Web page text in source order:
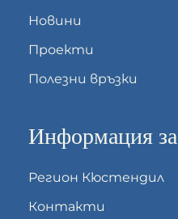
Новини
Проекти
Полезни връзки
Информация за
Регион Кюстендил
Контакти